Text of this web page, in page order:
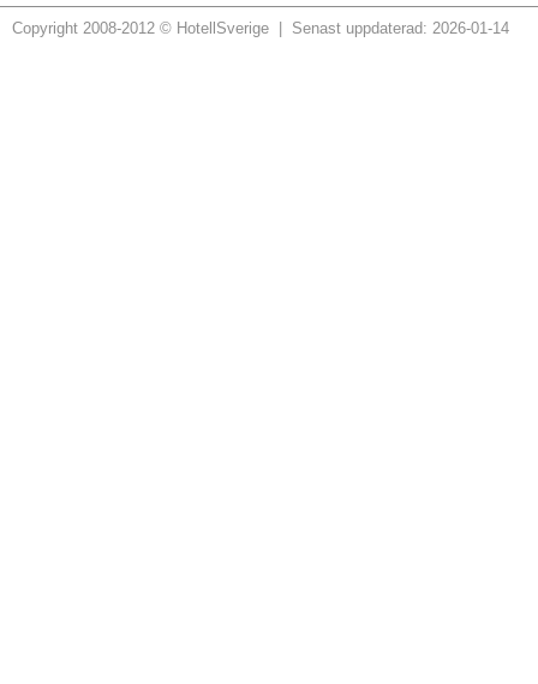
Copyright 2008-2012 © HotellSverige | Senast uppdaterad: 2026-01-14